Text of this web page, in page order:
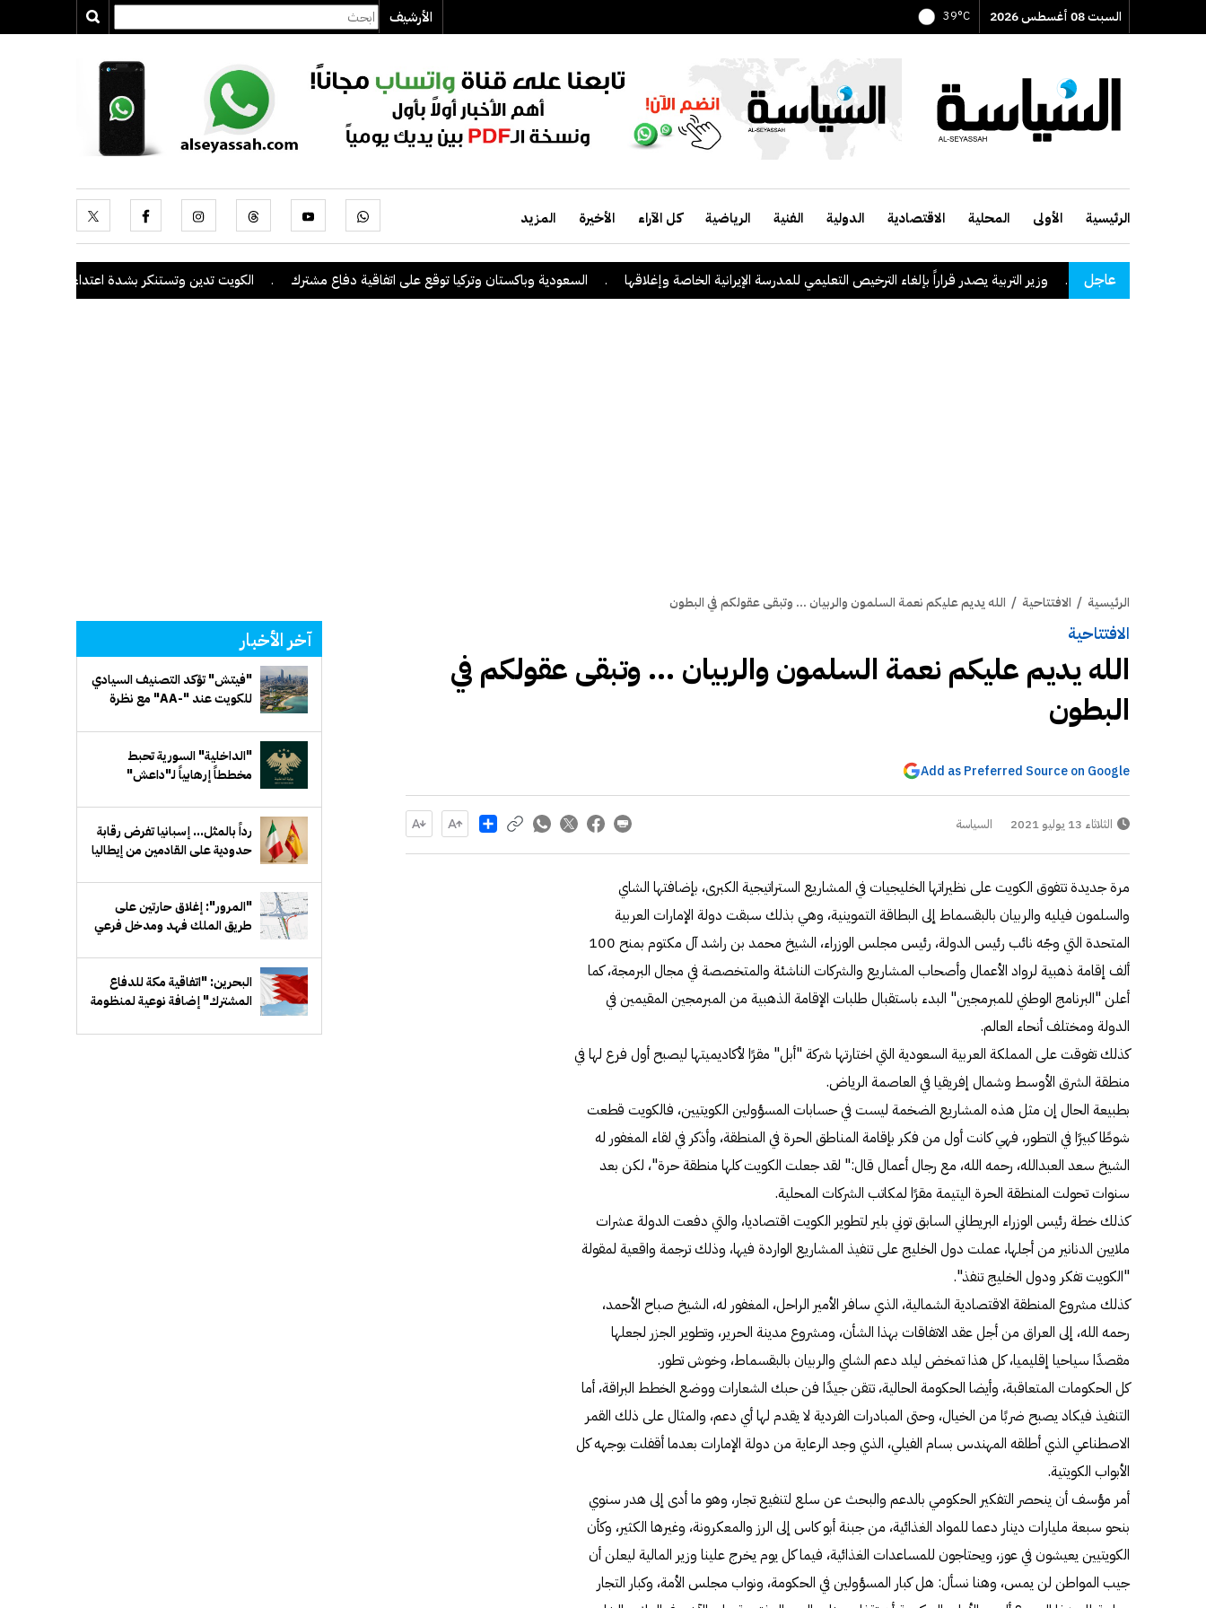
السبت 08 أغسطس 2026 39°C الأرشيف
الرئيسية الأولى المحلية الاقتصادية الدولية الفنية الرياضية كل الآراء الأخيرة المزيد
عاجلوزير التربية يصدر قراراً بإلغاء الترخيص التعليمي للمدرسة الإيرانية الخاصة وإغلاقها . السعودية وباكستان وتركيا توقع على اتفاقية دفاع مشترك . الكويت تدين وتستنكر بشدة اعتداءات ميليشيا الحوثي
الرئيسية / الافتتاحية / الله يديم عليكم نعمة السلمون والربيان ... وتبقى عقولكم في البطون
الافتتاحية
الله يديم عليكم نعمة السلمون والربيان ... وتبقى عقولكم في
البطون
Add as Preferred Source on Google
الثلاثاء 13 يوليو 2021 السياسة Share
مرة جديدة تتفوق الكويت على نظيراتها الخليجيات في المشاريع الستراتيجية الكبرى، بإضافتها الشاي
والسلمون فيليه والربيان بالبقسماط إلى البطاقة التموينية، وهي بذلك سبقت دولة الإمارات العربية
المتحدة التي وجّه نائب رئيس الدولة، رئيس مجلس الوزراء، الشيخ محمد بن راشد آل مكتوم بمنح 100
ألف إقامة ذهبية لرواد الأعمال وأصحاب المشاريع والشركات الناشئة والمتخصصة في مجال البرمجة، كما
أعلن "البرنامج الوطني للمبرمجين" البدء باستقبال طلبات الإقامة الذهبية من المبرمجين المقيمين في
الدولة ومختلف أنحاء العالم.
كذلك تفوقت على المملكة العربية السعودية التي اختارتها شركة "أبل" مقرًا لأكاديميتها ليصبح أول فرع لها في
منطقة الشرق الأوسط وشمال إفريقيا في العاصمة الرياض.
بطبيعة الحال إن مثل هذه المشاريع الضخمة ليست في حسابات المسؤولين الكويتيين، فالكويت قطعت
شوطًا كبيرًا في التطور، فهي كانت أول من فكر بإقامة المناطق الحرة في المنطقة، وأذكر في لقاء المغفور له
الشيخ سعد العبدالله، رحمه الله، مع رجال أعمال قال:" لقد جعلت الكويت كلها منطقة حرة"، لكن بعد
سنوات تحولت المنطقة الحرة اليتيمة مقرًا لمكاتب الشركات المحلية.
كذلك خطة رئيس الوزراء البريطاني السابق توني بلير لتطوير الكويت اقتصاديا، والتي دفعت الدولة عشرات
ملايين الدنانير من أجلها، عملت دول الخليج على تنفيذ المشاريع الواردة فيها، وذلك ترجمة واقعية لمقولة
"الكويت تفكر ودول الخليج تنفذ".
كذلك مشروع المنطقة الاقتصادية الشمالية، الذي سافر الأمير الراحل، المغفور له، الشيخ صباح الأحمد،
رحمه الله، إلى العراق من أجل عقد الاتفاقات بهذا الشأن، ومشروع مدينة الحرير، وتطوير الجزر لجعلها
مقصدًا سياحيا إقليميا، كل هذا تمخض ليلد دعم الشاي والربيان بالبقسماط، وخوش تطور.
كل الحكومات المتعاقبة، وأيضا الحكومة الحالية، تتقن جيدًا فن حبك الشعارات ووضع الخطط البراقة، أما
التنفيذ فيكاد يصبح ضربًا من الخيال، وحتى المبادرات الفردية لا يقدم لها أي دعم، والمثال على ذلك القمر
الاصطناعي الذي أطلقه المهندس بسام الفيلي، الذي وجد الرعاية من دولة الإمارات بعدما أقفلت بوجهه كل
الأبواب الكويتية.
أمر مؤسف أن ينحصر التفكير الحكومي بالدعم والبحث عن سلع لتنفيع تجار، وهو ما أدى إلى هدر سنوي
بنحو سبعة مليارات دينار دعما للمواد الغذائية، من جبنة أبو كاس إلى الرز والمعكرونة، وغيرها الكثير، وكأن
الكويتيين يعيشون في عوز، ويحتاجون للمساعدات الغذائية، فيما كل يوم يخرج علينا وزير المالية ليعلن أن
جيب المواطن لن يمس، وهنا نسأل: هل كبار المسؤولين في الحكومة، ونواب مجلس الأمة، وكبار التجار
آخر الأخبار
"فيتش" تؤكد التصنيف السيادي
للكويت عند "-AA" مع نظرة
"الداخلية" السورية تحبط
مخططاً إرهابياً لـ"داعش"
دمشق
رداً بالمثل... إسبانيا تفرض رقابة
حدودية على القادمين من إيطاليا
"المرور": إغلاق حارتين على
طريق الملك فهد ومدخل فرعي
البحرين: "اتفاقية مكة للدفاع
المشترك" إضافة نوعية لمنظومة